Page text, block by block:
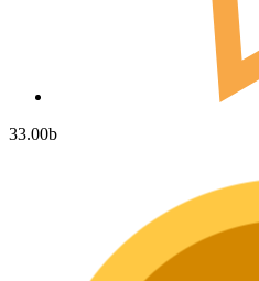
33.00b